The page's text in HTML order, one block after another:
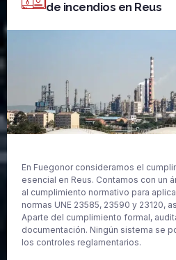
de incendios en Reus
En Fuegonor consideramos el
esencial en Reus. Contamos con un
al cumplimiento normativo para
normas UNE 23585, 23590 y 23120,
Aparte del cumplimiento formal,
documentación. Ningún sistema se
los controles reglamentarios.